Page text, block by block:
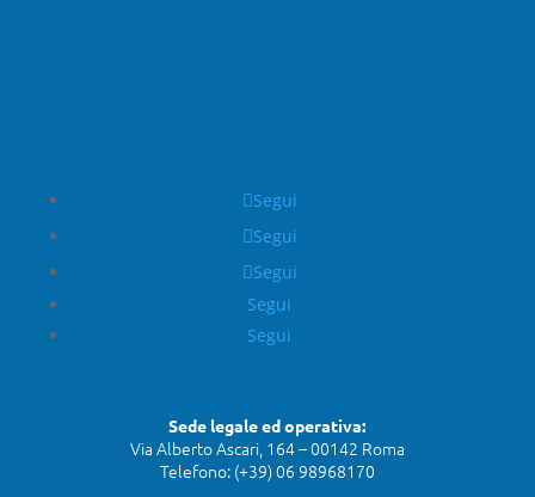
Segui
Segui
Segui
Segui
Segui
Sede legale ed operativa:
Via Alberto Ascari, 164 – 00142 Roma
Telefono: (+39) 06 98968170